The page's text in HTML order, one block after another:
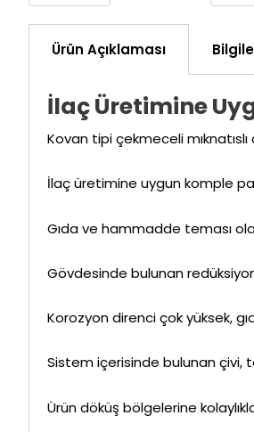
Ürün Açıklaması
İlaç Üretimine
Kovan tipi çekmeceli
İlaç üretimine uygun komple
Gıda ve hammadde teması
Gövdesinde bulunan
Korozyon direnci çok yüksek,
Sistem içerisinde bulunan çivi,
Ürün döküş bölgelerine